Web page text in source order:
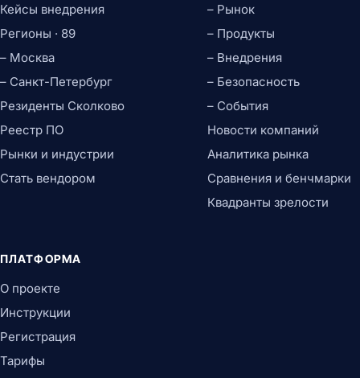
Кейсы внедрения
Регионы · 89
– Москва
– Санкт-Петербург
Резиденты Сколково
Реестр ПО
Рынки и индустрии
Стать вендором
– Рынок
– Продукты
– Внедрения
– Безопасность
– События
Новости компаний
Аналитика рынка
Сравнения и бенчмарки
Квадранты зрелости
ПЛАТФОРМА
О проекте
Инструкции
Регистрация
Тарифы